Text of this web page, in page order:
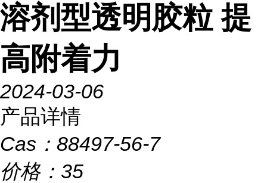
溶剂型透明胶粒 提
高附着力
2024-03-06
产品详情
Cas： 88497-56-7
价格： 35